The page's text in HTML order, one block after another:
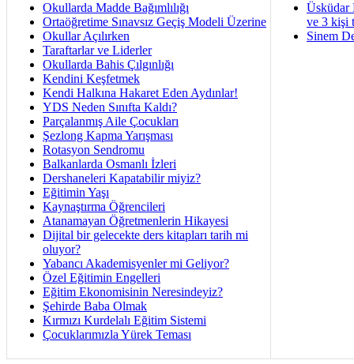
Okullarda Madde Bağımlılığı
Ortaöğretime Sınavsız Geçiş Modeli Üzerine
Okullar Açılırken
Taraftarlar ve Liderler
Okullarda Bahis Çılgınlığı
Kendini Keşfetmek
Kendi Halkına Hakaret Eden Aydınlar!
YDS Neden Sınıfta Kaldı?
Parçalanmış Aile Çocukları
Şezlong Kapma Yarışması
Rotasyon Sendromu
Balkanlarda Osmanlı İzleri
Dershaneleri Kapatabilir miyiz?
Eğitimin Yaşı
Kaynaştırma Öğrencileri
Atanamayan Öğretmenlerin Hikayesi
Dijital bir gelecekte ders kitapları tarih mi
oluyor?
Yabancı Akademisyenler mi Geliyor?
Özel Eğitimin Engelleri
Eğitim Ekonomisinin Neresindeyiz?
Şehirde Baba Olmak
Kırmızı Kurdelalı Eğitim Sistemi
Çocuklarımızla Yürek Teması
Üsküdar
ve 3 kişi
Sinem